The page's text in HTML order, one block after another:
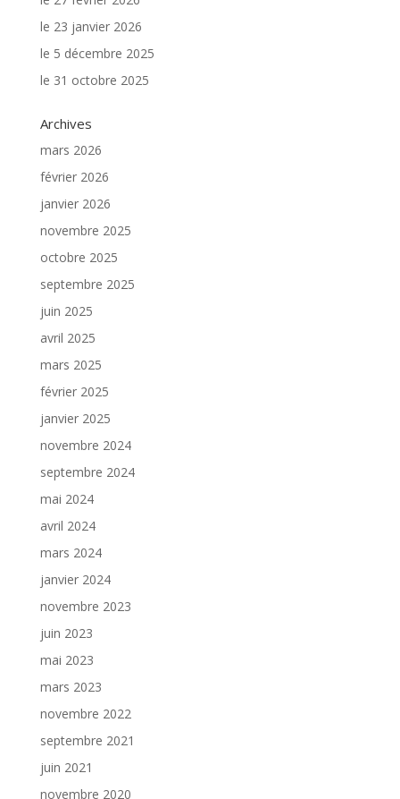
le 23 janvier 2026
le 5 décembre 2025
le 31 octobre 2025
Archives
mars 2026
février 2026
janvier 2026
novembre 2025
octobre 2025
septembre 2025
juin 2025
avril 2025
mars 2025
février 2025
janvier 2025
novembre 2024
septembre 2024
mai 2024
avril 2024
mars 2024
janvier 2024
novembre 2023
juin 2023
mai 2023
mars 2023
novembre 2022
septembre 2021
juin 2021
novembre 2020